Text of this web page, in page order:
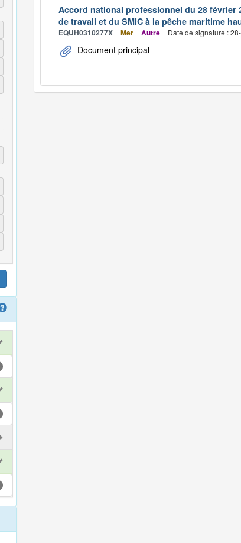
Accord national professionnel du 28
de travail et du SMIC à la pêche maritime
EQUH0310277X Mer Autre Date de signature :
Document principal